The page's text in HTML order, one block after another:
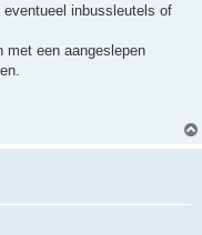
inbussleutels of
met een aangeslepen